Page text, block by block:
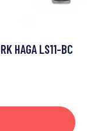
HAGA LS11-BC